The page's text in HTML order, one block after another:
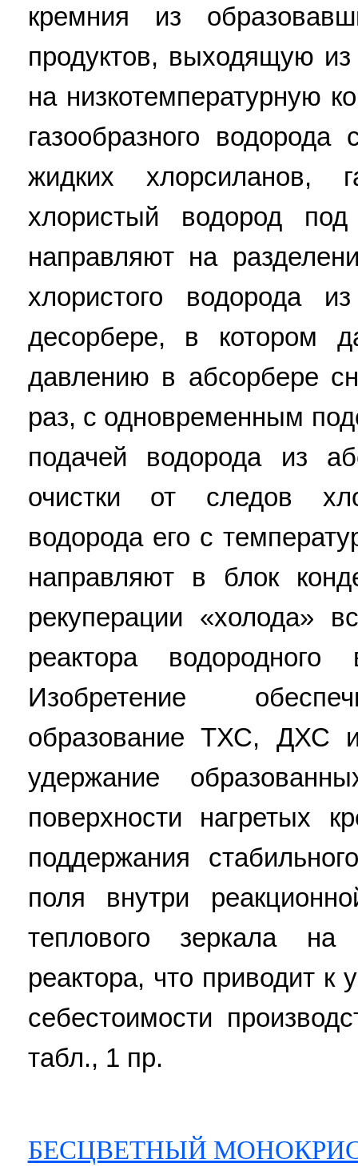
кремния из
продуктов, выходящую
на низкотемпературную
газообразного
жидких хлорсиланов,
хлористый водород
направляют на
хлористого водорода
десорбере, в котором
давлению в абсорбере
раз, с одновременным
подачей водорода из
очистки от следов
водорода его с
направляют в блок
рекуперации «холода»
реактора водородного
Изобретение
образование ТХС, ДХС
удержание
поверхности нагретых
поддержания
поля внутри
теплового зеркала на
реактора, что приводит к
себестоимости
табл., 1 пр.
БЕСЦВЕТНЫЙ